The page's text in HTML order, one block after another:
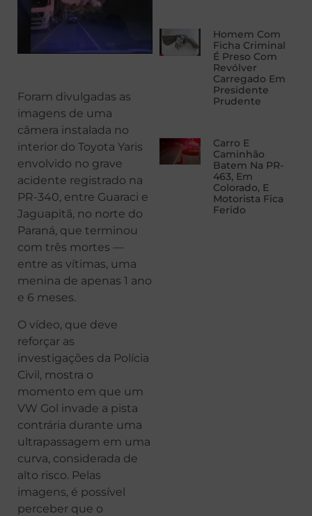
Foram divulgadas as
imagens de uma
câmera instalada no
interior do Toyota Yaris
envolvido no grave
acidente registrado na
PR-340, entre Guaraci e
Jaguapitã, no norte do
Paraná, que terminou
com três mortes —
entre as vítimas, uma
menina de apenas 1 ano
e 6 meses.
O vídeo, que deve
reforçar as
investigações da Polícia
Civil, mostra o
momento em que um
VW Gol invade a pista
contrária durante uma
ultrapassagem em uma
curva, considerada de
alto risco. Pelas
imagens, é possível
perceber que o
Homem Com
Ficha Criminal
É Preso Com
Revólver
Carregado Em
Presidente
Prudente
Carro E
Caminhão
Batem Na PR-
463, Em
Colorado, E
Motorista Fica
Ferido